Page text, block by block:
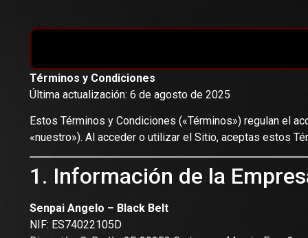
Términos y Condiciones
Última actualización: 6 de agosto de 2025
Estos Términos y Condiciones («Términos») regulan el
«nuestro»). Al acceder o utilizar el Sitio, aceptas estos
1. Información de la
Senpai Angelo – Black Belt
NIF: ES74022105D